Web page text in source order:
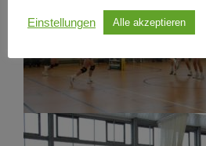
Einstellungen Alle akzeptieren